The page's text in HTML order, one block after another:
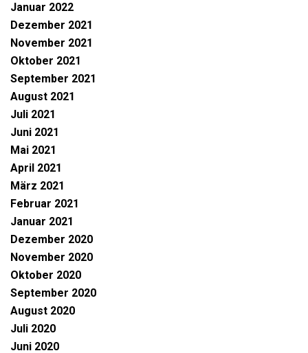
Januar 2022
Dezember 2021
November 2021
Oktober 2021
September 2021
August 2021
Juli 2021
Juni 2021
Mai 2021
April 2021
März 2021
Februar 2021
Januar 2021
Dezember 2020
November 2020
Oktober 2020
September 2020
August 2020
Juli 2020
Juni 2020